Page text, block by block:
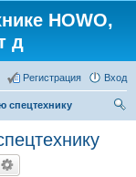
HOWO,
д
Вход
Регистрация
спецтехнику